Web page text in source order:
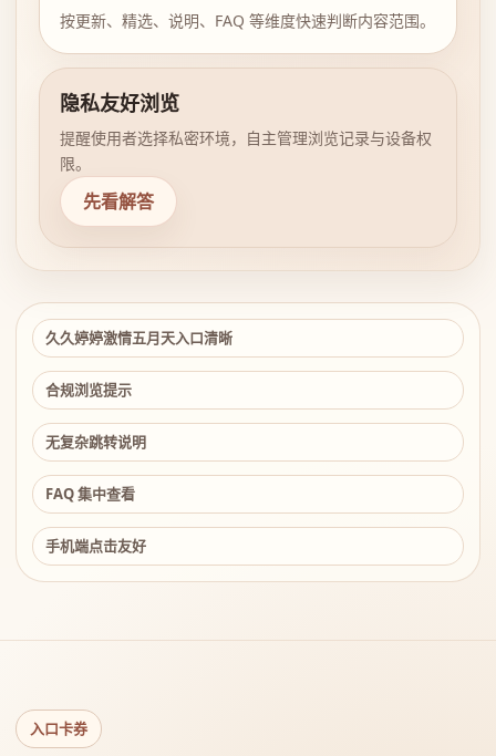
按更新、精选、说明、FAQ 等维度快速判断内容范围。
隐私友好浏览
提醒使用者选择私密环境，自主管理浏览记录与设备权
限。
先看解答
久久婷婷激情五月天入口清晰
合规浏览提示
无复杂跳转说明
FAQ 集中查看
手机端点击友好
入口卡券